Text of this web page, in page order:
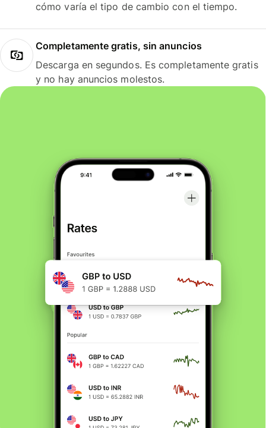
cómo varía el tipo de cambio con el tiempo.
Completamente gratis, sin anuncios
Descarga en segundos. Es completamente gratis
y no hay anuncios molestos.